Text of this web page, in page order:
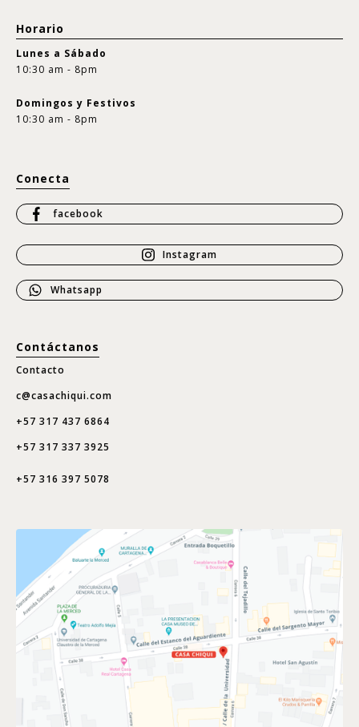
Horario
Lunes a Sábado
10:30 am - 8pm
Domingos y Festivos
10:30 am - 8pm
Conecta
facebook
Instagram
Whatsapp
Contáctanos
Contacto
c@casachiqui.com
+57 317 437 6864
+57 317 337 3925
+57 316 397 5078